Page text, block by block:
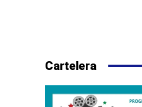
Cartelera